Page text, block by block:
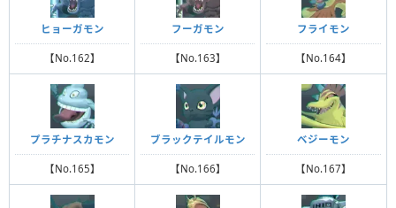
ヒョーガモン
【No.162】
フーガモン
【No.163】
フライモン
【No.164】
プラチナスカモン
【No.165】
ブラックテイルモン
【No.166】
ベジーモン
【No.167】